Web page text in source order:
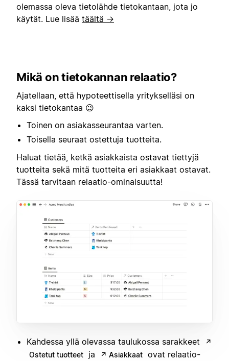
olemassa oleva tietolähde tietokantaan, jota jo
käytät. Lue lisää täältä →
Mikä on tietokannan relaatio?
Ajatellaan, että hypoteettisella yritykselläsi on
kaksi tietokantaa 😉
Toinen on asiakasseurantaa varten.
Toisella seuraat ostettuja tuotteita.
Haluat tietää, ketkä asiakkaista ostavat tiettyjä
tuotteita sekä mitä tuotteita eri asiakkaat ostavat.
Tässä tarvitaan relaatio-ominaisuutta!
Kahdessa yllä olevassa taulukossa sarakkeet
↗
Ostetut tuotteet
ja ↗ Asiakkaat ovat relaatio-